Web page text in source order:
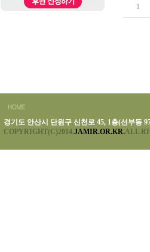
1
경기도 안산시 단원구 신천로 45, 1층(선부동
COPYRIGHT(C)2014.JAMIR.OR.KR.ALL